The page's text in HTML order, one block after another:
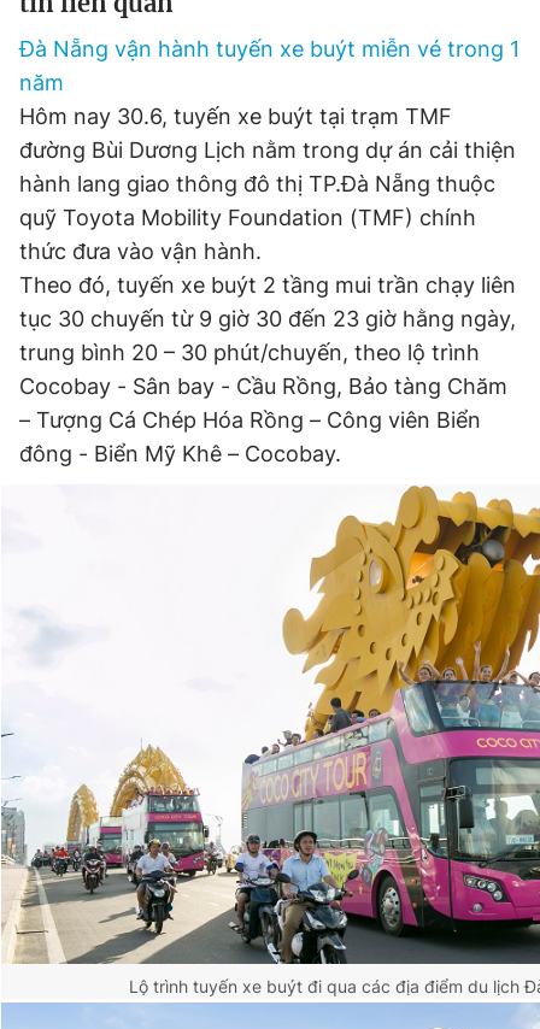
Theo dõi báo trên
Hotline
0906 645 777 0908 780 404
Đặt báo Quảng cáo RSS Tòa soạn Chính sách bảo
Tổng biên tập: Nguyễn Ngọc Toàn
Phó tổng biên tập thường trực: Hải Thành
Phó tổng biên tập: Lâm Hiếu Dũng
Phó tổng biên tập: Trần Việt Hưng
Tổng thư ký tòa soạn: Đức Trung
Giấy phép xuất bản số 110/GP - BTTTT cấp ngày 24.3.2020
© 2003-2026 Bản quyền thuộc về Báo Thanh Niên. Cấm sao
chép dưới mọi hình thức nếu không có sự chấp thuận bằng văn
bản. Phát triển bởi ePi Technologies, JSC.
Đà Nẵng vận hành tuyến xe buýt miễn vé trong 1
năm
Hôm nay 30.6, tuyến xe buýt tại trạm TMF
đường Bùi Dương Lịch nằm trong dự án cải thiện
hành lang giao thông đô thị TP.Đà Nẵng thuộc
quỹ Toyota Mobility Foundation (TMF) chính
thức đưa vào vận hành.
Theo đó, tuyến xe buýt 2 tầng mui trần chạy liên
tục 30 chuyến từ 9 giờ 30 đến 23 giờ hằng ngày,
trung bình 20 – 30 phút/chuyến, theo lộ trình
Cocobay - Sân bay - Cầu Rồng, Bảo tàng Chăm
– Tượng Cá Chép Hóa Rồng – Công viên Biển
đông - Biển Mỹ Khê – Cocobay.
Lộ trình tuyến xe buýt đi qua các địa điểm du lịch